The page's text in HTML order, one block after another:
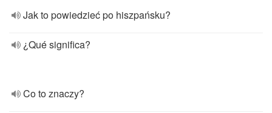
Jak to powiedzieć po hiszpańsku?
¿Qué significa?
Co to znaczy?